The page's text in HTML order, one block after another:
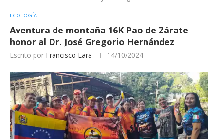
ECOLOGÍA
Aventura de montaña 16K Pao de Zárate
honor al Dr. José Gregorio Hernández
Escrito por Francisco Lara 14/10/2024